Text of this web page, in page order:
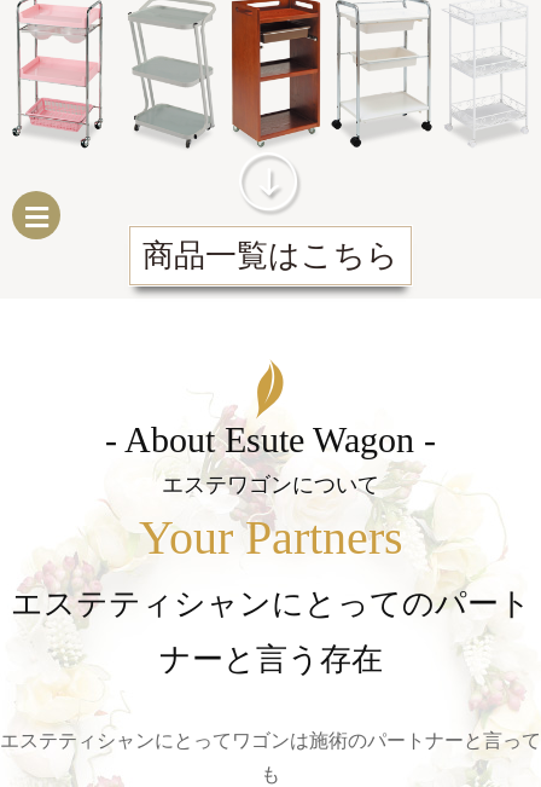
商品一覧はこちら
- About Esute Wagon -
エステワゴンについて
Your Partners
エステティシャンにとってのパート
ナーと言う存在
エステティシャンにとってワゴンは施術のパートナーと言って
も